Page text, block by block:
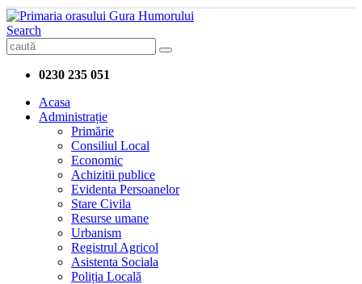
Search
0230 235 051
Acasa
Administrație
Primărie
Consiliul Local
Economic
Achizitii publice
Evidenta Persoanelor
Stare Civila
Resurse umane
Urbanism
Registrul Agricol
Asistenta Sociala
Poliția Locală